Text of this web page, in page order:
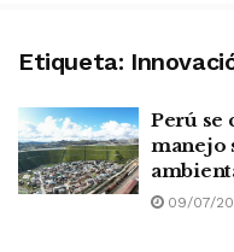
Etiqueta:
Perú se
manejo
09/07/